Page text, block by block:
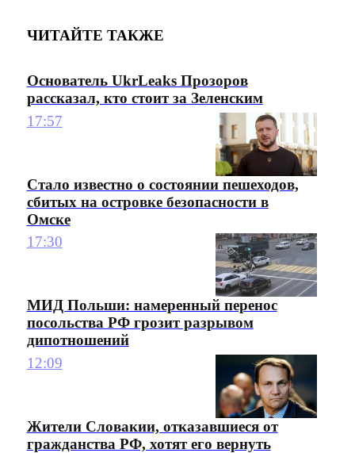
ЧИТАЙТЕ ТАКЖЕ
Основатель UkrLeaks Прозоров
рассказал, кто стоит за Зеленским
17:57
Стало известно о состоянии пешеходов,
сбитых на островке безопасности в
Омске
17:30
МИД Польши: намеренный перенос
посольства РФ грозит разрывом
дипотношений
12:09
Жители Словакии, отказавшиеся от
гражданства РФ, хотят его вернуть